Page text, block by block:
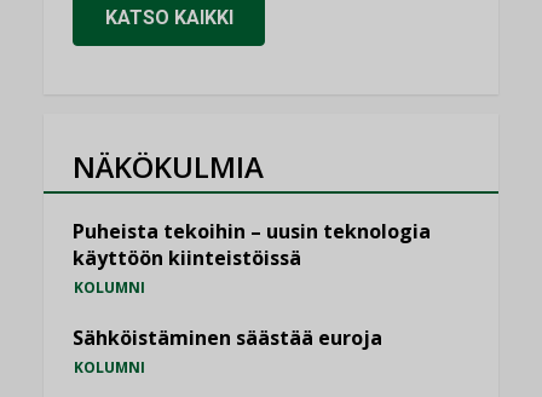
KATSO KAIKKI
NÄKÖKULMIA
Puheista tekoihin – uusin teknologia
käyttöön kiinteistöissä
KOLUMNI
Sähköistäminen säästää euroja
KOLUMNI